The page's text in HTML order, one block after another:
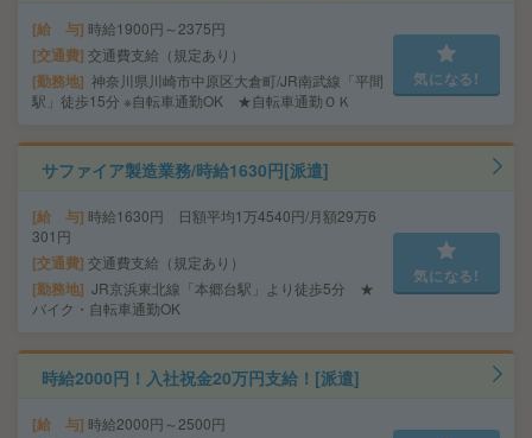
給 与 時給1900円～2375円
交通費 交通費支給（規定あり）
勤務地 神奈川県川崎市中原区大倉町/JR南武線「平間
駅」徒歩15分 ※自転車通勤OK ★自転車通勤ＯＫ
気になる!
サファイア製造業務/時給1630円[派遣]
給 与 時給1630円 日額平均1万4540円/月額29万6
301円
交通費 交通費支給（規定あり）
勤務地 JR京浜東北線「本郷台駅」より徒歩5分 ★
バイク・自転車通勤OK
気になる!
時給2000円！入社祝金20万円支給！[派遣]
給 与 時給2000円～2500円